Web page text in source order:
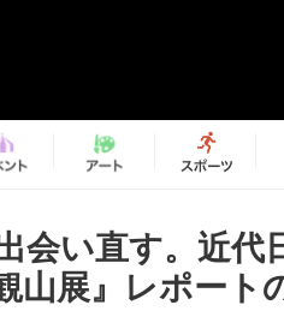
会い直す。近代
展』レポート